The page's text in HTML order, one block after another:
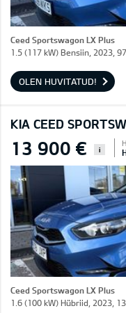
Ceed Sportswagon LX Plus
1.5 (117 kW) Bensiin, 2023,
OLEN HUVITATUD!
KIA CEED
13 900 € i
Ceed Sportswagon LX Plus
1.6 (100 kW) Hübriid, 2023,